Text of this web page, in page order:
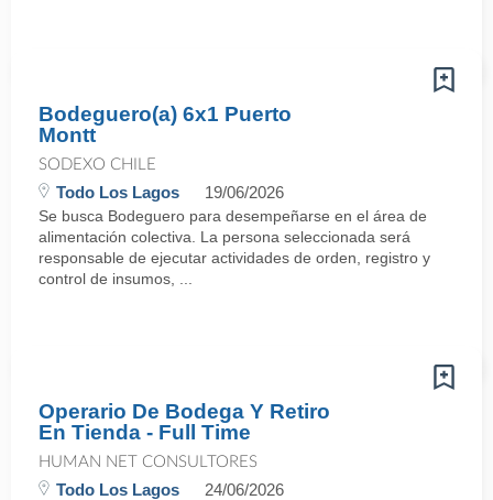
Bodeguero(a) 6x1 Puerto
Montt
SODEXO CHILE
Todo Los Lagos 19/06/2026
Se busca Bodeguero para desempeñarse en el área de
alimentación colectiva. La persona seleccionada será
responsable de ejecutar actividades de orden, registro y
control de insumos, ...
Operario De Bodega Y Retiro
En Tienda - Full Time
HUMAN NET CONSULTORES
Todo Los Lagos 24/06/2026